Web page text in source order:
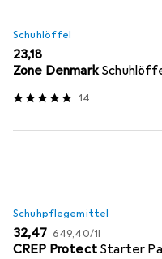
Schuhlöffel
EUR
23,18
Zone Denmark
14
Schuhpflegemittel
EUR
32,47 EUR
649,40/1l
CREP Protect Starter